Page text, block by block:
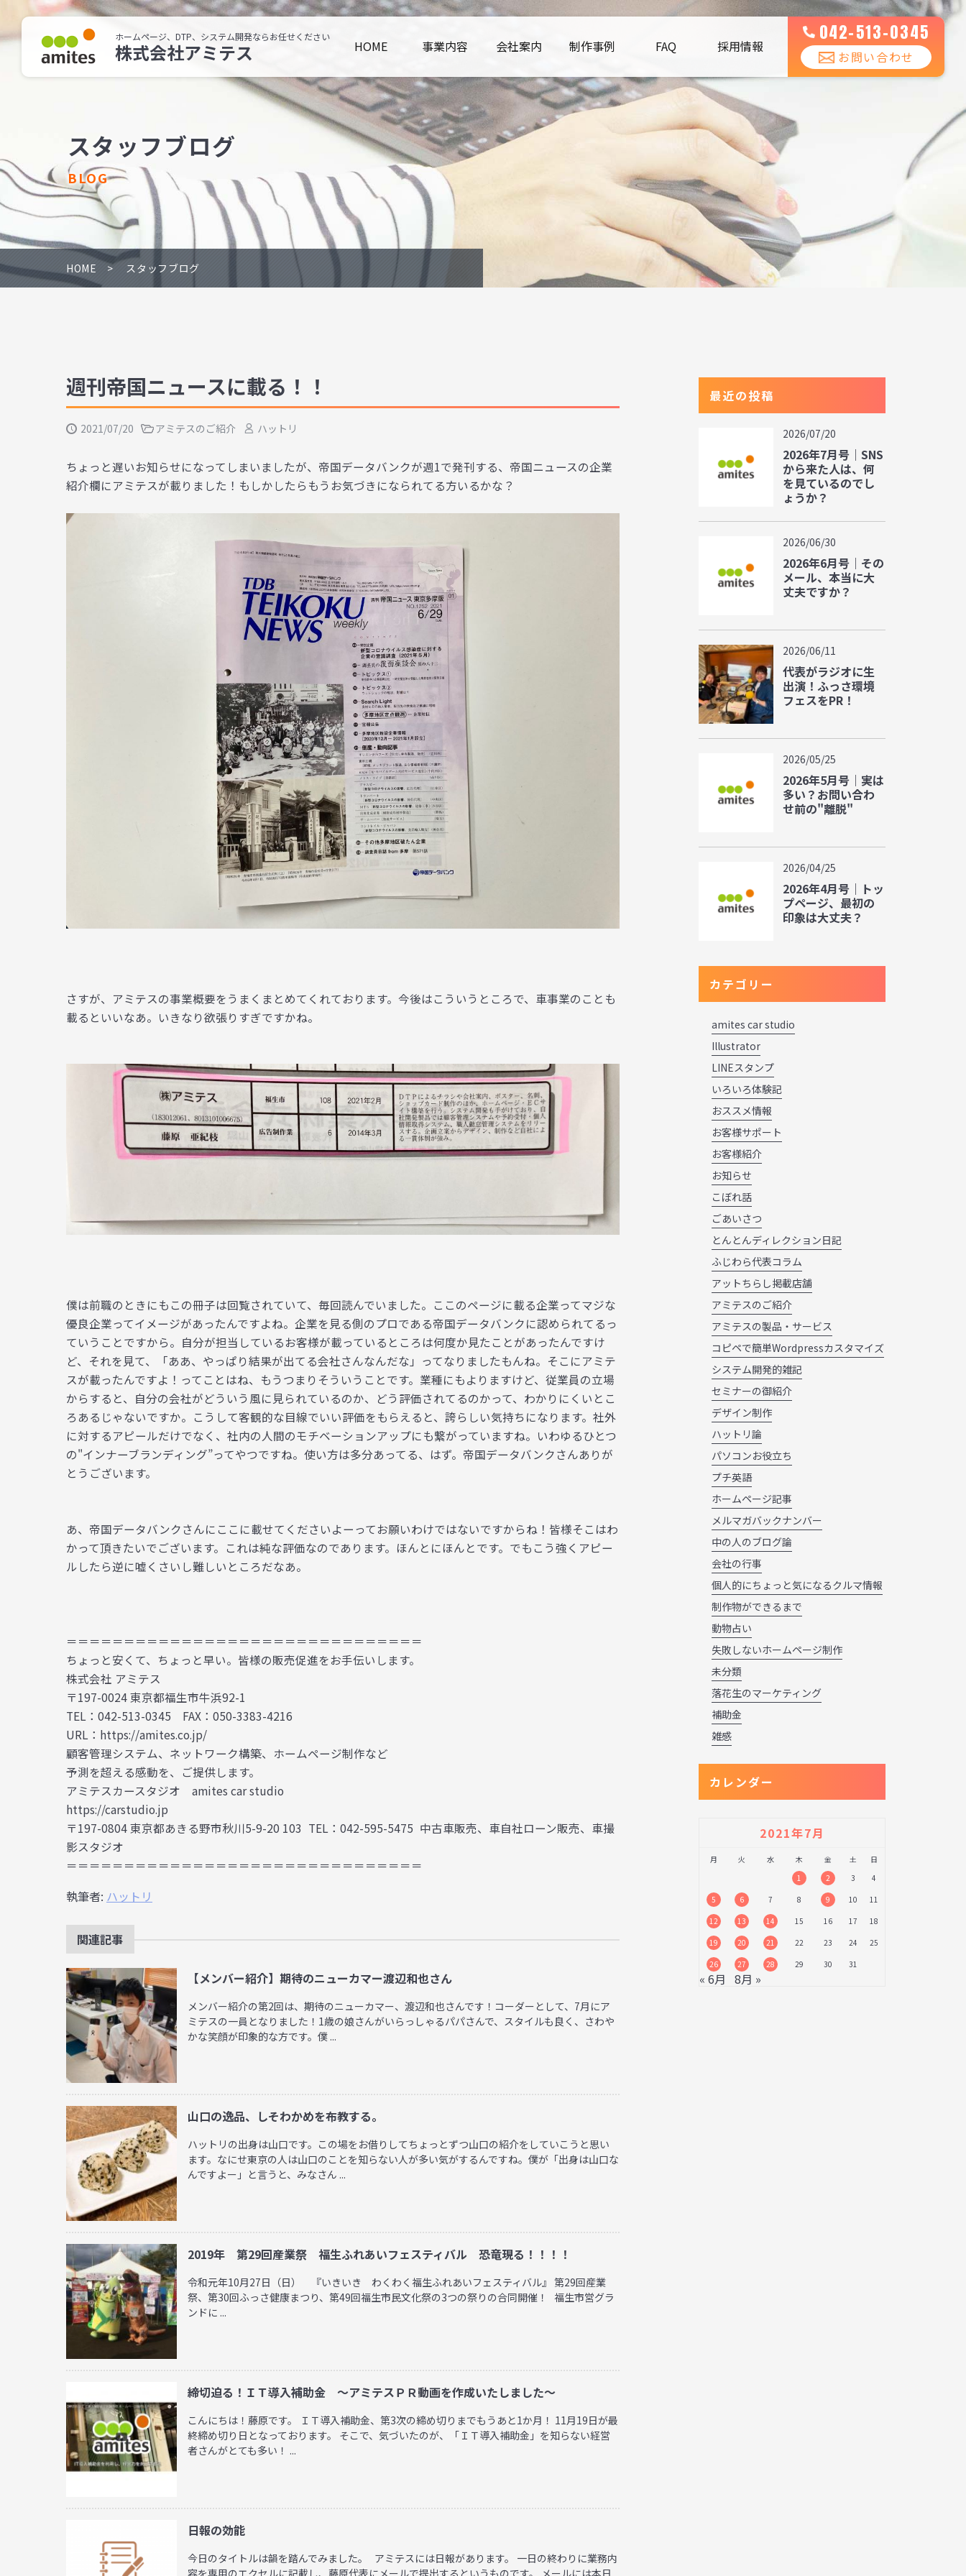
ホームページ、DTP、システム開発ならお任せください
株式会社アミテス HOME 事業内容 会社案内 制作事例 FAQ 採用情報
042-513-0345
お問い合わせ
スタッフブログ
BLOG
HOME スタッフブログ
週刊帝国ニュースに載る！！
2021/07/20 アミテスのご紹介 ハットリ
ちょっと遅いお知らせになってしまいましたが、帝国データバンクが週1で発刊する、帝国ニュースの企業
紹介欄にアミテスが載りました！もしかしたらもうお気づきになられてる方いるかな？
さすが、アミテスの事業概要をうまくまとめてくれております。今後はこういうところで、車事業のことも
載るといいなあ。いきなり欲張りすぎですかね。
僕は前職のときにもこの冊子は回覧されていて、毎回読んでいました。ここのページに載る企業ってマジな
優良企業ってイメージがあったんですよね。企業を見る側のプロである帝国データバンクに認められてるっ
ていうことですから。自分が担当しているお客様が載っているところは何度か見たことがあったんですけ
ど、それを見て、「ああ、やっぱり結果が出てる会社さんなんだな」ってなりましたもんね。そこにアミテ
スが載ったんですよ！ってことはね、もうつまりそういうことです。業種にもよりますけど、従業員の立場
からすると、自分の会社がどういう風に見られているのか、どう評価されてるのかって、わかりにくいとこ
ろあるじゃないですか。こうして客観的な目線でいい評価をもらえると、誇らしい気持ちになります。社外
に対するアピールだけでなく、社内の人間のモチベーションアップにも繋がっていますね。いわゆるひとつ
の"インナーブランディング”ってやつですね。使い方は多分あってる、はず。帝国データバンクさんありが
とうございます。
あ、帝国データバンクさんにここに載せてくださいよーってお願いわけではないですからね！皆様そこはわ
かって頂きたいでございます。これは純な評価なのであります。ほんとにほんとです。でもこう強くアピー
ルしたら逆に嘘くさいし難しいところだなあ。
＝＝＝＝＝＝＝＝＝＝＝＝＝＝＝＝＝＝＝＝＝＝＝＝＝＝＝＝＝＝＝
ちょっと安くて、ちょっと早い。皆様の販売促進をお手伝いします。
株式会社 アミテス
〒197-0024 東京都福生市牛浜92-1
TEL：042-513-0345 FAX：050-3383-4216
URL：https://amites.co.jp/
顧客管理システム、ネットワーク構築、ホームページ制作など
予測を超える感動を、ご提供します。
アミテスカースタジオ amites car studio
https://carstudio.jp
〒197-0804 東京都あきる野市秋川5-9-20 103 TEL：042-595-5475 中古車販売、車自社ローン販売、車撮
影スタジオ
＝＝＝＝＝＝＝＝＝＝＝＝＝＝＝＝＝＝＝＝＝＝＝＝＝＝＝＝＝＝＝
執筆者: ハットリ
関連記事
【メンバー紹介】期待のニューカマー渡辺和也さん
メンバー紹介の第2回は、期待のニューカマー、渡辺和也さんです！コーダーとして、7月にア
ミテスの一員となりました！1歳の娘さんがいらっしゃるパパさんで、スタイルも良く、さわや
かな笑顔が印象的な方です。僕 ...
山口の逸品、しそわかめを布教する。
ハットリの出身は山口です。この場をお借りしてちょっとずつ山口の紹介をしていこうと思い
ます。なにせ東京の人は山口のことを知らない人が多い気がするんですね。僕が「出身は山口な
んですよー」と言うと、みなさん ...
2019年 第29回産業祭 福生ふれあいフェスティバル 恐竜現る！！！！
令和元年10月27日（日） 『いきいき わくわく福生ふれあいフェスティバル』 第29回産業
祭、第30回ふっさ健康まつり、第49回福生市民文化祭の3つの祭りの合同開催！ 福生市営グラ
ンドに ...
締切迫る！ＩＴ導入補助金 ～アミテスＰＲ動画を作成いたしました～
こんにちは！藤原です。 ＩＴ導入補助金、第3次の締め切りまでもうあと1か月！ 11月19日が最
終締め切り日となっております。 そこで、気づいたのが、「ＩＴ導入補助金」を知らない経営
者さんがとても多い！ ...
日報の効能
今日のタイトルは韻を踏んでみました。 アミテスには日報があります。 一日の終わりに業務内
容を専用のエクセルに記載し、藤原代表にメールで提出するというものです。 メールには本日
最近の投稿
2026/07/20
2026年7月号｜SNS
から来た人は、何
を見ているのでし
ょうか？
2026/06/30
2026年6月号｜その
メール、本当に大
丈夫ですか？
2026/06/11
代表がラジオに生
出演！ふっさ環境
フェスをPR！
2026/05/25
2026年5月号｜実は
多い？お問い合わ
せ前の"離脱"
2026/04/25
2026年4月号｜トッ
プページ、最初の
印象は大丈夫？
カテゴリー
amites car studio
Illustrator
LINEスタンプ
いろいろ体験記
おススメ情報
お客様サポート
お客様紹介
お知らせ
こぼれ話
ごあいさつ
とんとんディレクション日記
ふじわら代表コラム
アットちらし掲載店舗
アミテスのご紹介
アミテスの製品・サービス
コピペで簡単Wordpressカスタマイズ
システム開発的雑記
セミナーの御紹介
デザイン制作
ハットリ論
パソコンお役立ち
プチ英語
ホームページ記事
メルマガバックナンバー
中の人のブログ論
会社の行事
個人的にちょっと気になるクルマ情報
制作物ができるまで
動物占い
失敗しないホームページ制作
未分類
落花生のマーケティング
補助金
雑感
カレンダー
2021年7月
月 火 水 木 金 土
日
1
2 3
4
5
6 7 8 9 10
11
12
13 14 15 16 17
18
19
20 21 22 23 24
25
26
27 28 29 30 31
« 6月 8月 »